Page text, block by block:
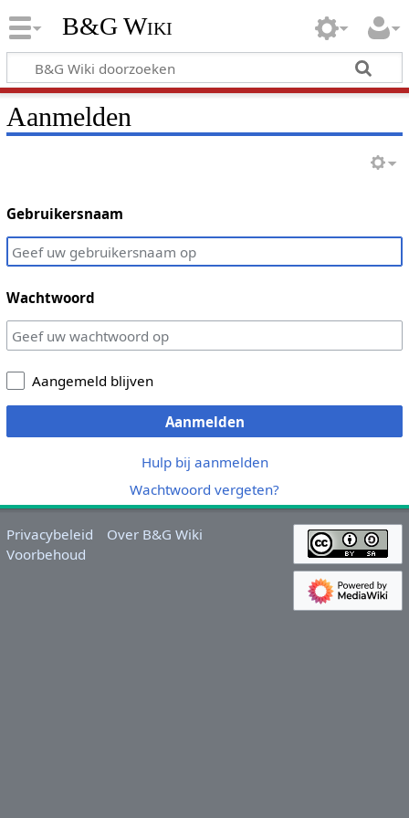
B&G Wiki
Aanmelden
Gebruikersnaam
Wachtwoord
Aangemeld blijven
Aanmelden
Hulp bij aanmelden
Wachtwoord vergeten?
Privacybeleid
Over B&G Wiki
Voorbehoud